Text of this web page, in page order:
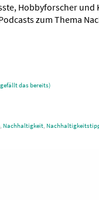
Hobbyforscher und
zum Thema
gefällt das
, Nachhaltigkeit,